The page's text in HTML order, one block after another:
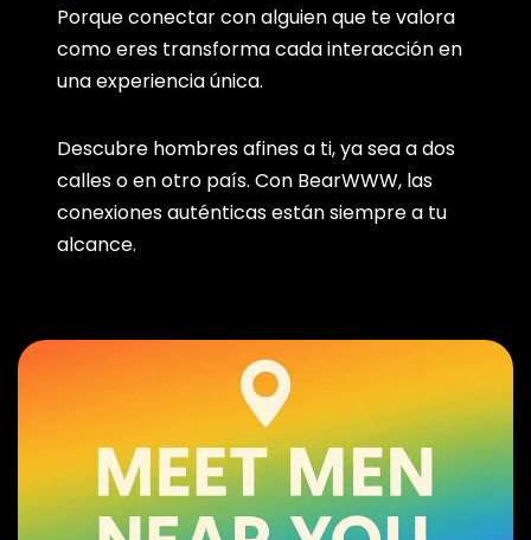
Porque conectar con alguien que te valora
como eres transforma cada interacción en
una experiencia única.
Descubre hombres afines a ti, ya sea a dos
calles o en otro país. Con BearWWW, las
conexiones auténticas están siempre a tu
alcance.